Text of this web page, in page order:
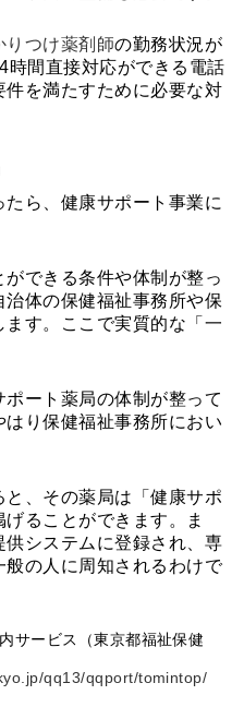
りつけ薬剤師の勤務状況が
時間直接対応ができる電話
を満たすために必要な対
ら、健康サポート事業に
できる条件や体制が整っ
体の保健福祉事務所や保
す。ここで実質的な「一
ート薬局の体制が整って
り保健福祉事務所におい
、その薬局は「健康サポ
ることができます。ま
システムに登録され、専
の人に周知されるわけで
サービス（東京都福祉保健
qq13/qqport/tomintop/